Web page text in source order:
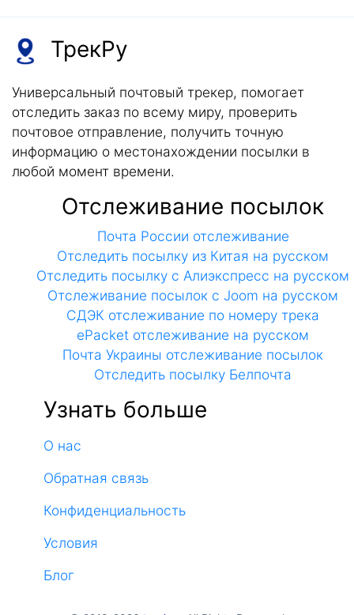
ТрекРу
Универсальный почтовый трекер, помогает
отследить заказ по всему миру, проверить
почтовое отправление, получить точную
информацию о местонахождении посылки в
любой момент времени.
Отслеживание посылок
Почта России отслеживание
Отследить посылку из Китая на русском
Отследить посылку с Алиэкспресс на русском
Отслеживание посылок с Joom на русском
СДЭК отслеживание по номеру трека
ePacket отслеживание на русском
Почта Украины отслеживание посылок
Отследить посылку Белпочта
Узнать больше
О нас
Обратная связь
Конфиденциальность
Условия
Блог